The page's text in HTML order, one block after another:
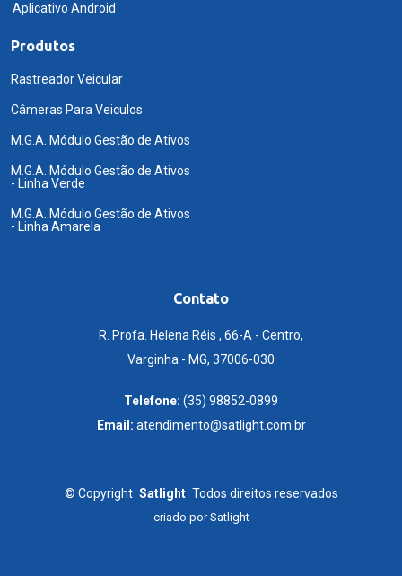
Aplicativo Android
Produtos
Rastreador Veicular
Câmeras Para Veiculos
M.G.A. Módulo Gestão de Ativos
M.G.A. Módulo Gestão de Ativos
- Linha Verde
M.G.A. Módulo Gestão de Ativos
- Linha Amarela
Contato
R. Profa. Helena Réis , 66-A - Centro,
Varginha - MG, 37006-030
Telefone: (35) 98852-0899
Email: atendimento@satlight.com.br
© Copyright Satlight Todos direitos reservados
criado porSatlight